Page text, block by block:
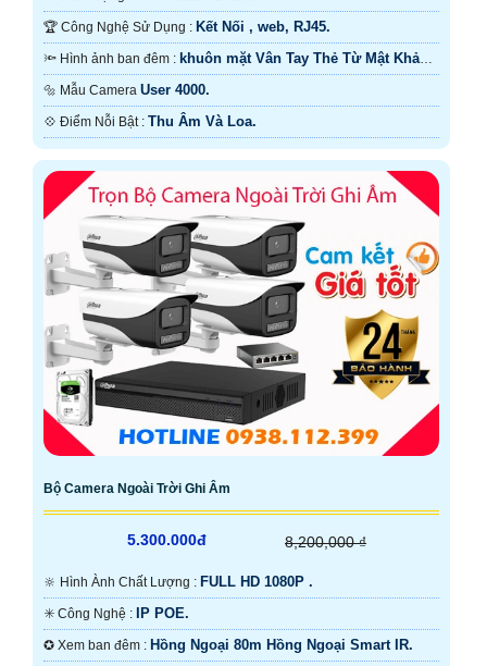
gia đình, với camera hồng ngoại xa và full color phù hợp
hơn cho nhà xưởng kho hàng, ngoài trời với tiêu chuẩn
Ip67.
🏆 Công Nghệ Sử Dụng : Kết Nối , web, RJ45.
🔦 Hình ảnh ban đêm : khuôn mặt Vân Tay Thẻ Từ Mật Khảu
Màn Hình 7 inch.
🔩 Mẫu Camera User 4000.
️💠 Điểm Nỗi Bật : Thu Âm Và Loa.
Bộ Camera Ngoài Trời Ghi Âm
5.300.000đ 8,200,000 ₫
🔆 Hình Ành Chất Lượng : FULL HD 1080P .
✳️ Công Nghệ : IP POE.
✪ Xem ban đêm : Hồng Ngoại 80m Hồng Ngoại Smart IR.